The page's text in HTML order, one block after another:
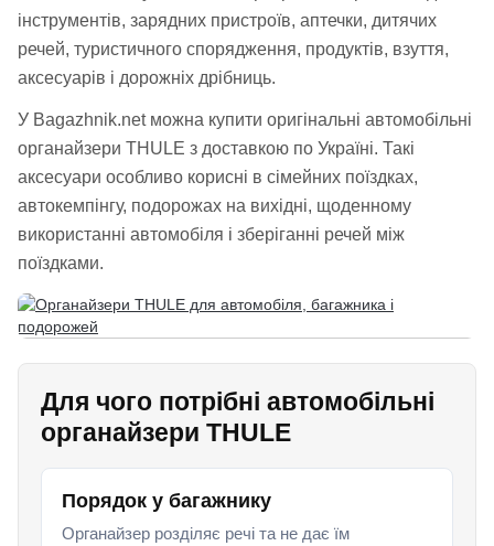
інструментів, зарядних пристроїв, аптечки, дитячих
речей, туристичного спорядження, продуктів, взуття,
аксесуарів і дорожніх дрібниць.
У Bagazhnik.net можна купити оригінальні автомобільні
органайзери THULE з доставкою по Україні. Такі
аксесуари особливо корисні в сімейних поїздках,
автокемпінгу, подорожах на вихідні, щоденному
використанні автомобіля і зберіганні речей між
поїздками.
Для чого потрібні автомобільні
органайзери THULE
Порядок у багажнику
Органайзер розділяє речі та не дає їм